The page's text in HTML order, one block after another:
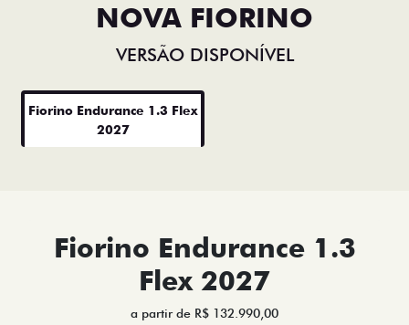
NOVA FIORINO
VERSÃO DISPONÍVEL
Fiorino Endurance 1.3 Flex
2027
Fiorino Endurance 1.3
Flex 2027
a partir de R$ 132.990,00